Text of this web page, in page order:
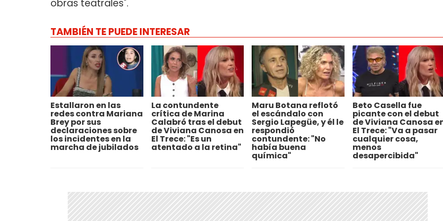
obras teatrales".
TAMBIÉN TE PUEDE INTERESAR
Estallaron en las
redes contra Mariana
Brey por sus
declaraciones sobre
los incidentes en la
marcha de jubilados
La contundente
crítica de Marina
Calabró tras el debut
de Viviana Canosa en
El Trece: "Es un
atentado a la retina"
Maru Botana reflotó
el escándalo con
Sergio Lapegüe, y él le
respondió
contundente: "No
había buena
química"
Beto Casella fue
picante con el debut
de Viviana Canosa
El Trece: "Va a pasar
cualquier cosa,
menos
desapercibida"